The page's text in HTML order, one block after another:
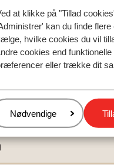
at klikke på "Tillad
kan du finde
hvilke cookies du vil
cookies end
eller trække dit
Administrer
Nødvendige